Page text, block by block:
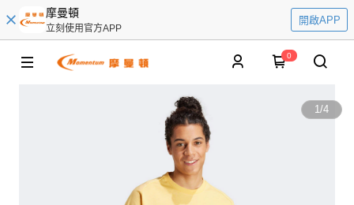
摩曼頓
立刻使用官方APP
開啟APP
0
1/4